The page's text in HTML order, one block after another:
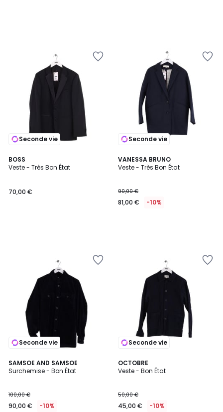
Seconde vie
BOSS
Veste - Très Bon État
70,00 €
Seconde vie
VANESSA BRUNO
Veste - Très Bon État
90,00 €
81,00 € -10%
Seconde vie
SAMSOE AND SAMSOE
Surchemise - Bon État
100,00 €
90,00 € -10%
Seconde vie
OCTOBRE
Veste - Bon État
50,00 €
45,00 € -10%